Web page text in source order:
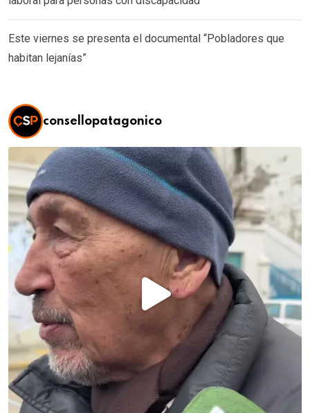
Este viernes se presenta el documental “Pobladores que
habitan lejanías”
consellopatagonico